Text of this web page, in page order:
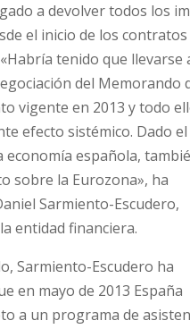
a devolver todos los
el inicio de los contratos
tenido que llevarse
del Memorando
vigente en 2013 y todo
efecto sistémico. Dado el
economía española,
sobre la Eurozona», ha
Sarmiento-Escudero,
entidad financiera.
Sarmiento-Escudero ha
en mayo de 2013 España
a un programa de